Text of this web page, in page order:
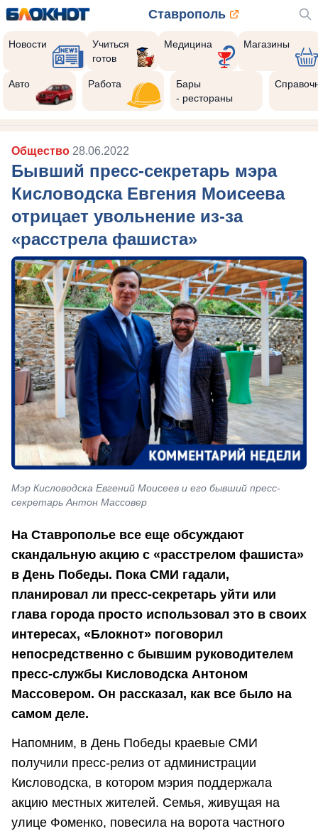
Ставрополь
Новости
Учиться
готов
Медицина Магазины
Авто Работа
Бары
- рестораны
Общество 28.06.2022
Бывший пресс-секретарь мэра
Кисловодска Евгения Моисеева
отрицает увольнение из-за
«расстрела фашиста»
Мэр Кисловодска Евгений Моисеев и его бывший пресс-
секретарь Антон Массовер
На Ставрополье все еще обсуждают
скандальную акцию с «расстрелом фашиста»
в День Победы. Пока СМИ гадали,
планировал ли пресс-секретарь уйти или
глава города просто использовал это в своих
интересах, «Блокнот» поговорил
непосредственно с бывшим руководителем
пресс-службы Кисловодска Антоном
Массовером. Он рассказал, как все было на
самом деле.
Напомним, в День Победы краевые СМИ
получили пресс-релиз от администрации
Кисловодска, в котором мэрия поддержала
акцию местных жителей. Семья, живущая на
улице Фоменко, повесила на ворота частного